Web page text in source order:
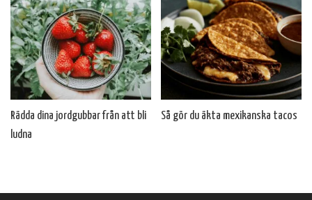
Rädda dina jordgubbar från att bli
ludna
Så gör du äkta mexikanska tacos